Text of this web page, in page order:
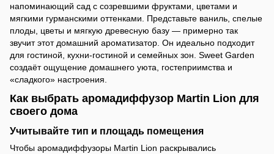
напоминающий сад с созревшими фруктами, цветами и
мягкими гурманскими оттенками. Представьте ваниль, спелые
плоды, цветы и мягкую древесную базу — примерно так
звучит этот домашний ароматизатор. Он идеально подходит
для гостиной, кухни-гостиной и семейных зон. Sweet Garden
создаёт ощущение домашнего уюта, гостеприимства и
«сладкого» настроения.
Как выбрать аромадиффузор Martin Lion для
своего дома
Учитывайте тип и площадь помещения
Чтобы аромадиффузоры Martin Lion раскрывались